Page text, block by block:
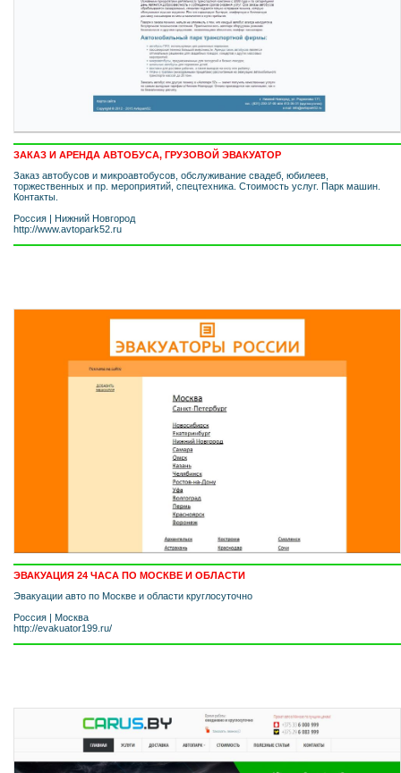
ЗАКАЗ И АРЕНДА АВТОБУСА, ГРУЗОВОЙ ЭВАКУАТОР
Заказ автобусов и микроавтобусов, обслуживание свадеб, юбилеев,
торжественных и пр. мероприятий, спецтехника. Стоимость услуг. Парк машин.
Контакты.
Россия | Нижний Новгород
http://www.avtopark52.ru
ЭВАКУАЦИЯ 24 ЧАСА ПО МОСКВЕ И ОБЛАСТИ
Эвакуации авто по Москве и области круглосуточно
Россия | Москва
http://evakuator199.ru/